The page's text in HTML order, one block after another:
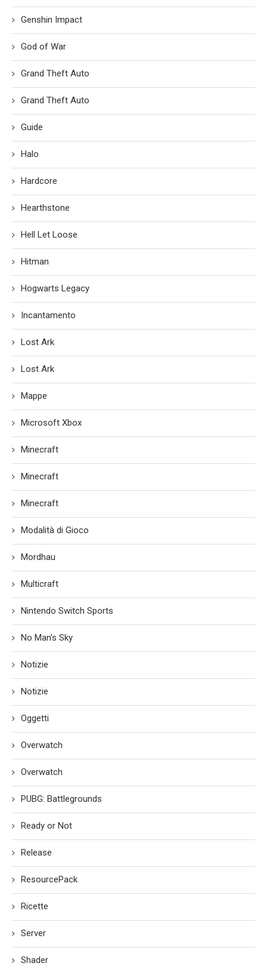
Genshin Impact
God of War
Grand Theft Auto
Grand Theft Auto
Guide
Halo
Hardcore
Hearthstone
Hell Let Loose
Hitman
Hogwarts Legacy
Incantamento
Lost Ark
Lost Ark
Mappe
Microsoft Xbox
Minecraft
Minecraft
Minecraft
Modalità di Gioco
Mordhau
Multicraft
Nintendo Switch Sports
No Man's Sky
Notizie
Notizie
Oggetti
Overwatch
Overwatch
PUBG: Battlegrounds
Ready or Not
Release
ResourcePack
Ricette
Server
Shader